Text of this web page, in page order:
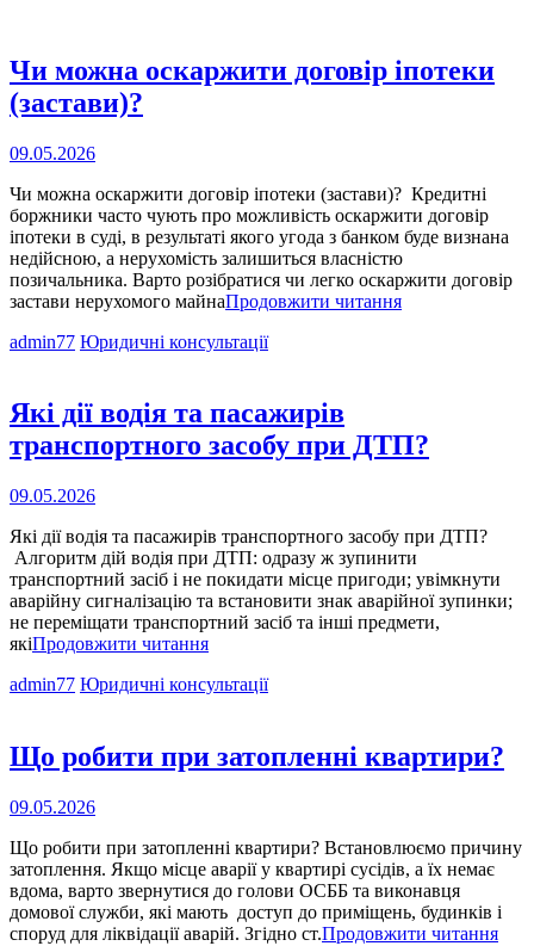
Чи можна оскаржити договір іпотеки
(застави)?
Опубліковано
09.05.2026
Чи можна оскаржити договір іпотеки (застави)? Кредитні
боржники часто чують про можливість оскаржити договір
іпотеки в суді, в результаті якого угода з банком буде визнана
недійсною, а нерухомість залишиться власністю
позичальника. Варто розібратися чи легко оскаржити договір
застави нерухомого майнаПродовжити читанняЧи
admin77 Cat
Юридичні консультації
Які дії водія та пасажирів
транспортного засобу при ДТП?
Опубліковано
09.05.2026
Які дії водія та пасажирів транспортного засобу при ДТП?
Алгоритм дій водія при ДТП: одразу ж зупинити
транспортний засіб і не покидати місце пригоди; увімкнути
аварійну сигналізацію та встановити знак аварійної зупинки;
не переміщати транспортний засіб та інші предмети,
якіПродовжити читанняЯкі
водія
транспортного
засобу
admin77 Cat
Юридичні консультації
Що робити при затопленні квартири?
Опубліковано
09.05.2026
Що робити при затопленні квартири? Встановлюємо причину
затоплення. Якщо місце аварії у квартирі сусідів, а їх немає
вдома, варто звернутися до голови ОСББ та виконавця
домової служби, які мають доступ до приміщень, будинків і
споруд для ліквідації аварій. Згідно ст.Продовжити читанняЩо